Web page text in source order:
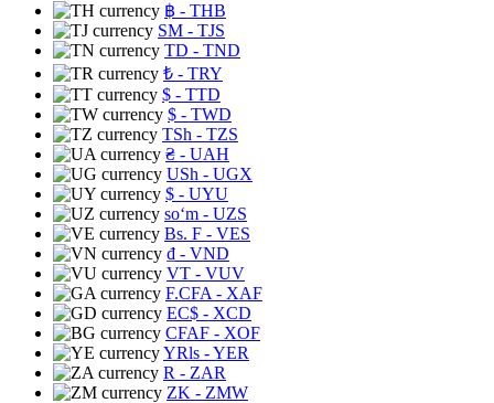
฿ - THB
ЅМ - TJS
TD - TND
₺ - TRY
$ - TTD
$ - TWD
TSh - TZS
₴ - UAH
USh - UGX
$ - UYU
soʻm - UZS
Bs. F - VES
₫ - VND
VT - VUV
F.CFA - XAF
EC$ - XCD
CFAF - XOF
YRls - YER
R - ZAR
ZK - ZMW